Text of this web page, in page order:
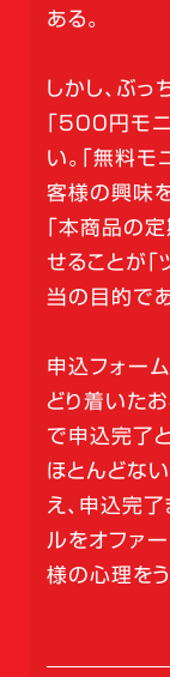
ある。
しかし、ぶっ
「500円モ
い。「無料
客様の興味
「本商品の
せることが「
当の目的であ
申込フォー
どり着いた
で申込完了
ほとんどな
え、申込完
ルをオファ
様の心理をう